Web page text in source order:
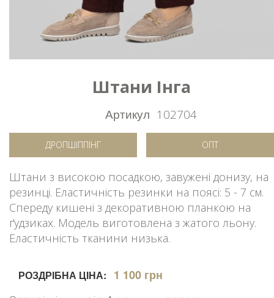
Штани Інга
Артикул 102704
ДРОПШІППІНГ ОПТ
Штани з високою посадкою, завужені донизу, на
резинці. Еластичність резинки на поясі: 5 - 7 см.
Спереду кишені з декоративною планкою на
ґудзиках. Модель виготовлена з жатого льону.
Еластичність тканини низька.
РОЗДРІБНА ЦІНА: 1 100 грн